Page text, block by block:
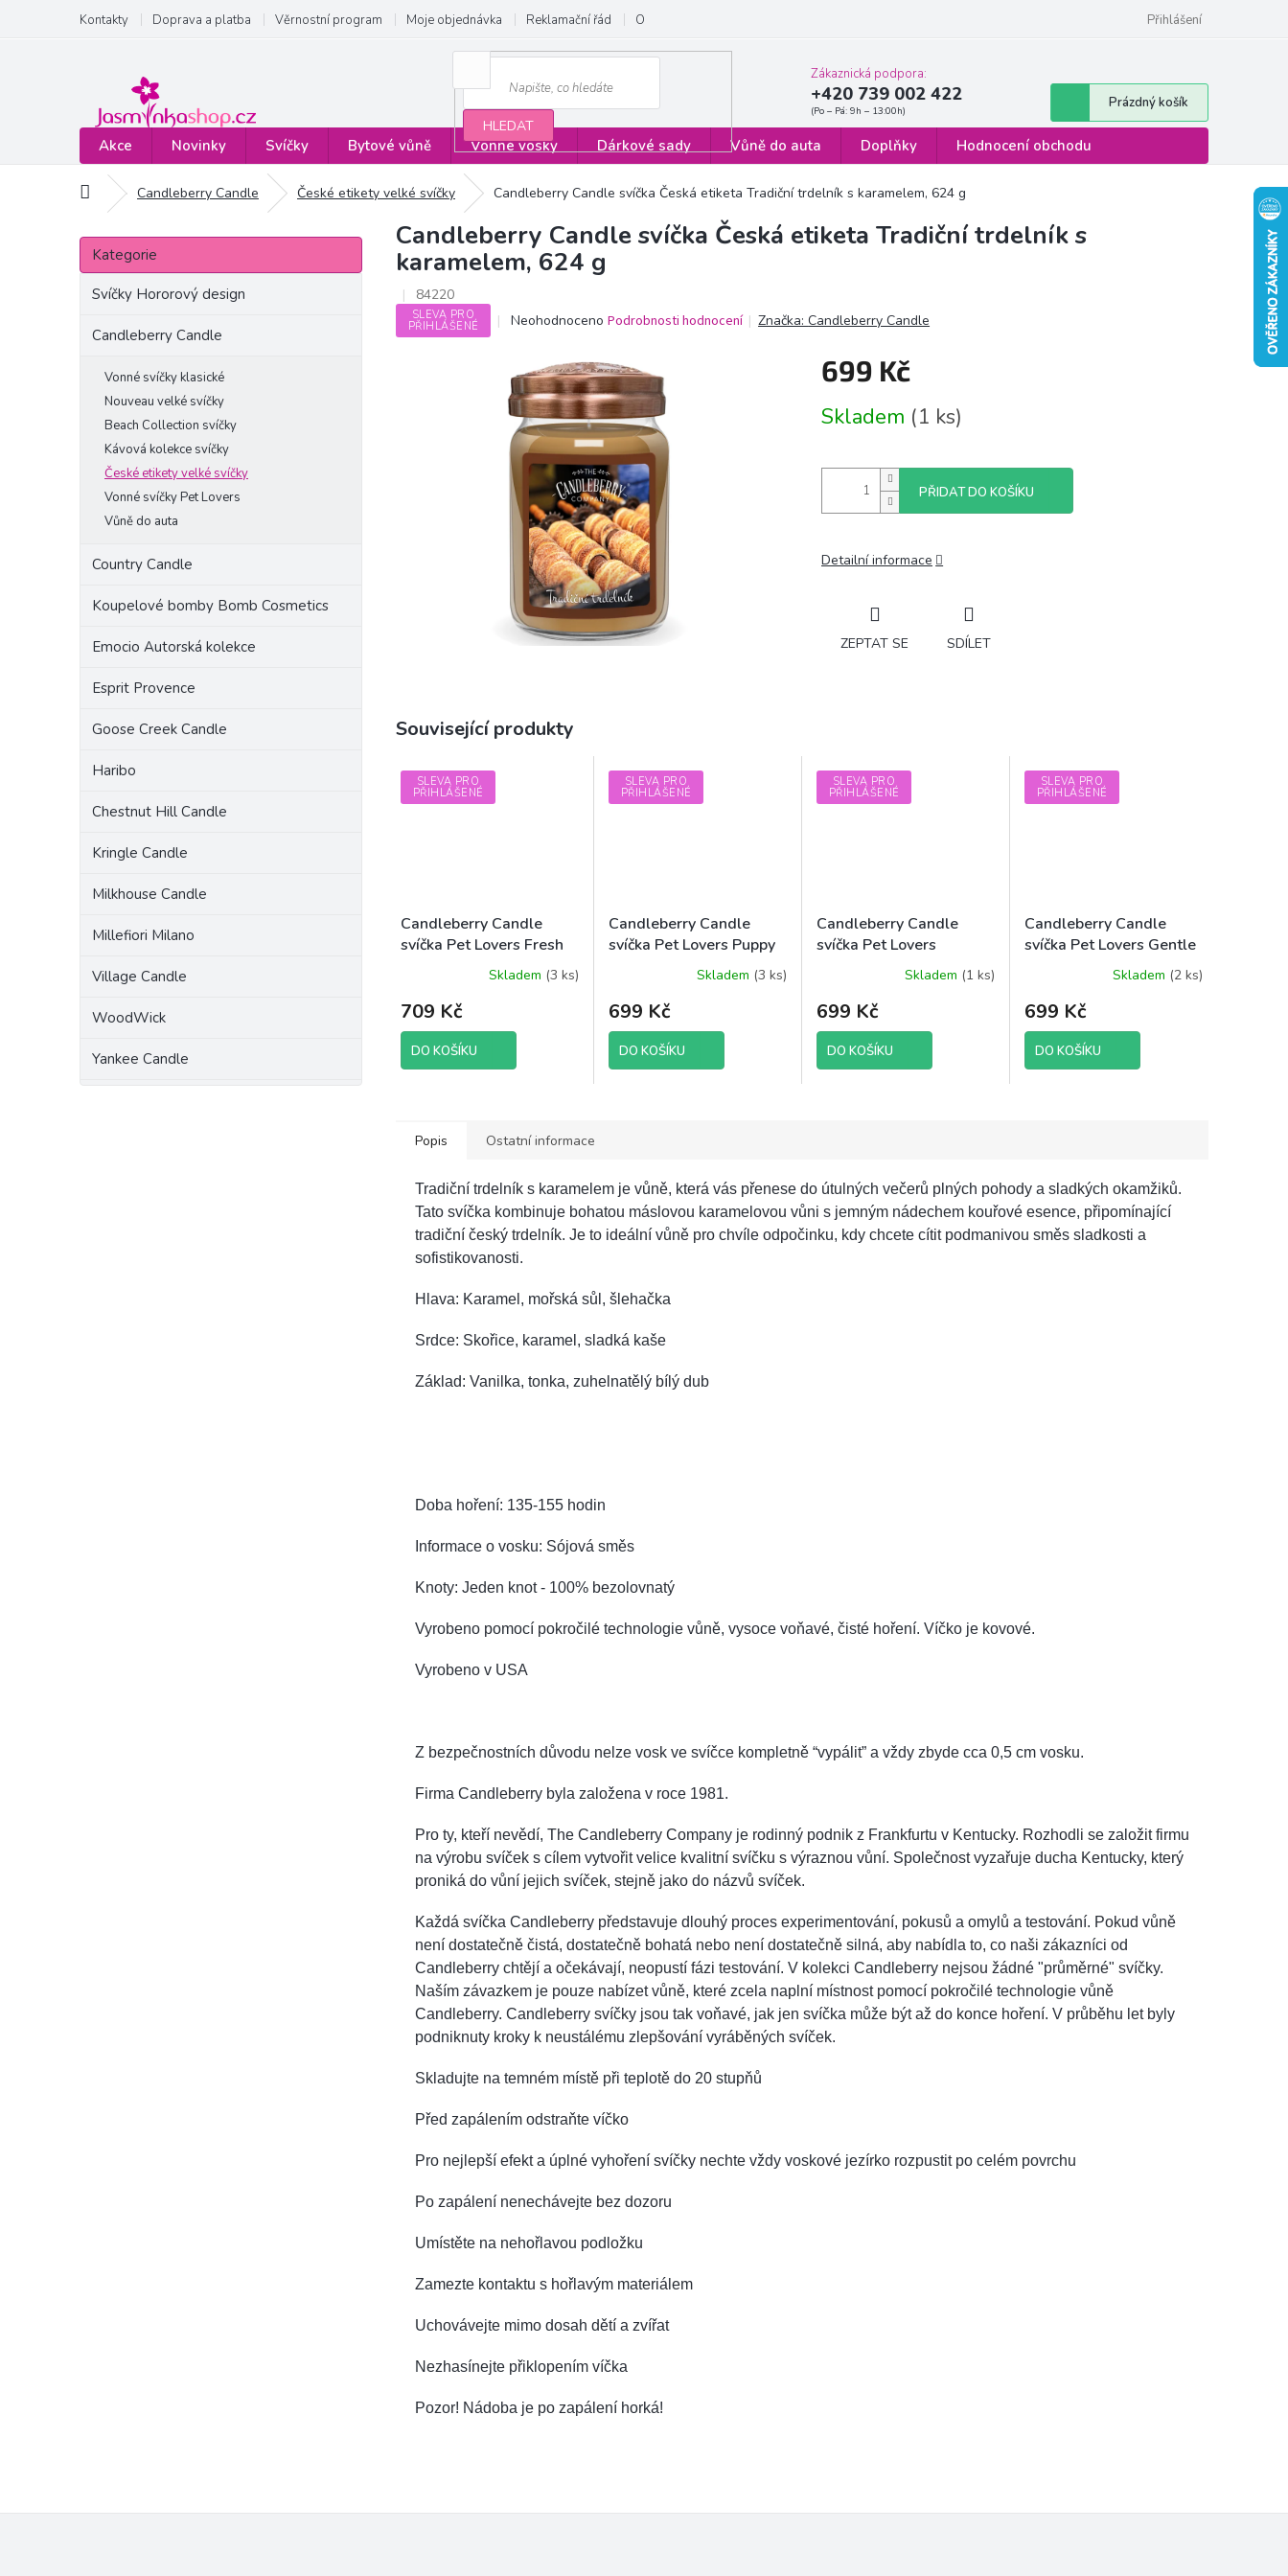
obsah
Kontakty Doprava a platba Věrnostní program Moje objednávka Reklamační řád Obchodní podmínky Formulář pro odstoupení od smlouvy
Přihlášení
HLEDAT
Zákaznická podpora:
+420 739 002 422
Nákupní
košík
Prázdný košík
Akce Novinky Svíčky Bytové vůně Vonné vosky Dárkové sady Vůně do auta Doplňky Hodnocení obchodu
Domů Candleberry Candle České etikety velké svíčky Candleberry Candle svíčka Česká etiketa Tradiční trdelník s karamelem, 624 g
P
s
Přeskočit
kategorie
Kategorie
Svíčky Hororový design
Candleberry Candle
Vonné svíčky klasické
Nouveau velké svíčky
Beach Collection svíčky
Kávová kolekce svíčky
České etikety velké svíčky
Vonné svíčky Pet Lovers
Vůně do auta
Country Candle
Koupelové bomby Bomb Cosmetics
Emocio Autorská kolekce
Esprit Provence
Goose Creek Candle
Haribo
Chestnut Hill Candle
Kringle Candle
Milkhouse Candle
Millefiori Milano
Village Candle
WoodWick
Yankee Candle
Candleberry Candle svíčka Česká etiketa Tradiční trdelník s
karamelem, 624 g
84220
SLEVA PRO
PŘIHLÁŠENÉ
Průměrné
je
0,0
z
5
hvězdiček.
Neohodnoceno Podrobnosti hodnocení Značka:Candleberry Candle
699 Kč
cena:
Skladem (1 ks)
PŘIDAT DO KOŠÍKU
Detailní informace
ZEPTAT SE SDÍLET
Související produkty
SLEVA PRO
PŘIHLÁŠENÉ
Candleberry Candle
svíčka Pet Lovers Fresh
Feline, 624 gSkladem (3 ks)
709 Kč
DO KOŠÍKU
SLEVA PRO
PŘIHLÁŠENÉ
Candleberry Candle
svíčka Pet Lovers Puppy
Kisses, 624 gSkladem (3 ks)
699 Kč
DO KOŠÍKU
SLEVA PRO
PŘIHLÁŠENÉ
Candleberry Candle
svíčka Pet Lovers
Whiskered Whispers,
Skladem (1 ks)
699 Kč
DO KOŠÍKU
SLEVA PRO
PŘIHLÁŠENÉ
Candleberry Candle
svíčka Pet Lovers Gentle
Skladem (2 ks)
699 Kč
DO KOŠÍKU
Popis Ostatní informace
Tradiční trdelník s karamelem je vůně, která vás přenese do útulných večerů plných pohody a sladkých okamžiků.
Tato svíčka kombinuje bohatou máslovou karamelovou vůni s jemným nádechem kouřové esence, připomínající
tradiční český trdelník. Je to ideální vůně pro chvíle odpočinku, kdy chcete cítit podmanivou směs sladkosti a
sofistikovanosti.
Hlava: Karamel, mořská sůl, šlehačka
Srdce: Skořice, karamel, sladká kaše
Základ: Vanilka, tonka, zuhelnatělý bílý dub
Doba hoření: 135-155 hodin
Informace o vosku: Sójová směs
Knoty: Jeden knot - 100% bezolovnatý
Vyrobeno pomocí pokročilé technologie vůně, vysoce voňavé, čisté hoření. Víčko je kovové.
Vyrobeno v USA
Z bezpečnostních důvodu nelze vosk ve svíčce kompletně “vypálit” a vždy zbyde cca 0,5 cm vosku.
Firma Candleberry byla založena v roce 1981.
Pro ty, kteří nevědí, The Candleberry Company je rodinný podnik z Frankfurtu v Kentucky. Rozhodli se založit firmu
na výrobu svíček s cílem vytvořit velice kvalitní svíčku s výraznou vůní. Společnost vyzařuje ducha Kentucky, který
proniká do vůní jejich svíček, stejně jako do názvů svíček.
Každá svíčka Candleberry představuje dlouhý proces experimentování, pokusů a omylů a testování. Pokud vůně
není dostatečně čistá, dostatečně bohatá nebo není dostatečně silná, aby nabídla to, co naši zákazníci od
Candleberry chtějí a očekávají, neopustí fázi testování. V kolekci Candleberry nejsou žádné "průměrné" svíčky.
Naším závazkem je pouze nabízet vůně, které zcela naplní místnost pomocí pokročilé technologie vůně
Candleberry. Candleberry svíčky jsou tak voňavé, jak jen svíčka může být až do konce hoření. V průběhu let byly
podniknuty kroky k neustálému zlepšování vyráběných svíček.
Skladujte na temném místě při teplotě do 20 stupňů
Před zapálením odstraňte víčko
Pro nejlepší efekt a úplné vyhoření svíčky nechte vždy voskové jezírko rozpustit po celém povrchu
Po zapálení nenechávejte bez dozoru
Umístěte na nehořlavou podložku
Zamezte kontaktu s hořlavým materiálem
Uchovávejte mimo dosah dětí a zvířat
Nezhasínejte přiklopením víčka
Pozor! Nádoba je po zapálení horká!